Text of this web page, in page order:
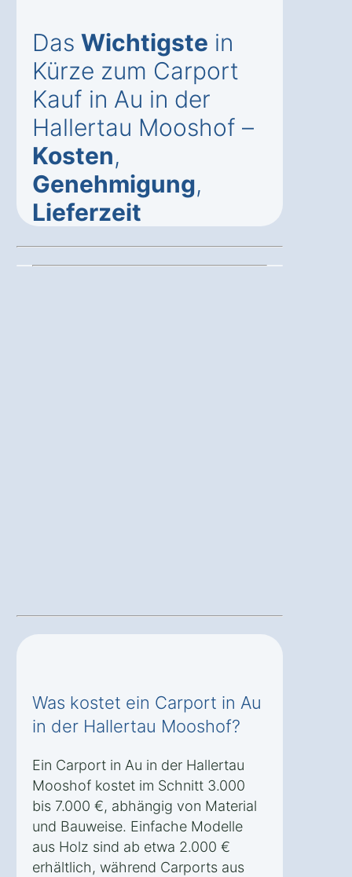
Das Wichtigste in
Kürze zum Carport
Kauf in Au in der
Hallertau Mooshof –
Kosten,
Genehmigung,
Lieferzeit
Was kostet ein Carport in Au
in der Hallertau Mooshof?
Ein Carport in Au in der Hallertau
Mooshof kostet im Schnitt 3.000
bis 7.000 €, abhängig von Material
und Bauweise. Einfache Modelle
aus Holz sind ab etwa 2.000 €
erhältlich, während Carports aus